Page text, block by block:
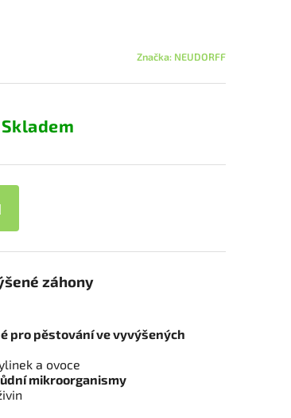
Značka: NEUDORFF
Skladem
záhony
pro pěstování ve vyvýšených
a ovoce
mikroorganismy